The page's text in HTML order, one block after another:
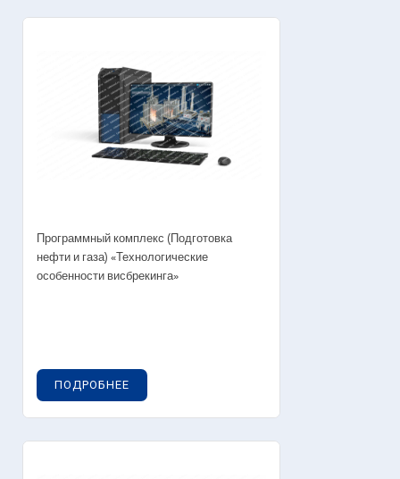
Программный комплекс (Подготовка
нефти и газа) «Технологические
особенности висбрекинга»
ПОДРОБНЕЕ